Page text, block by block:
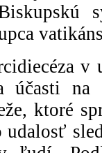
účasti na
ktoré
udalosť